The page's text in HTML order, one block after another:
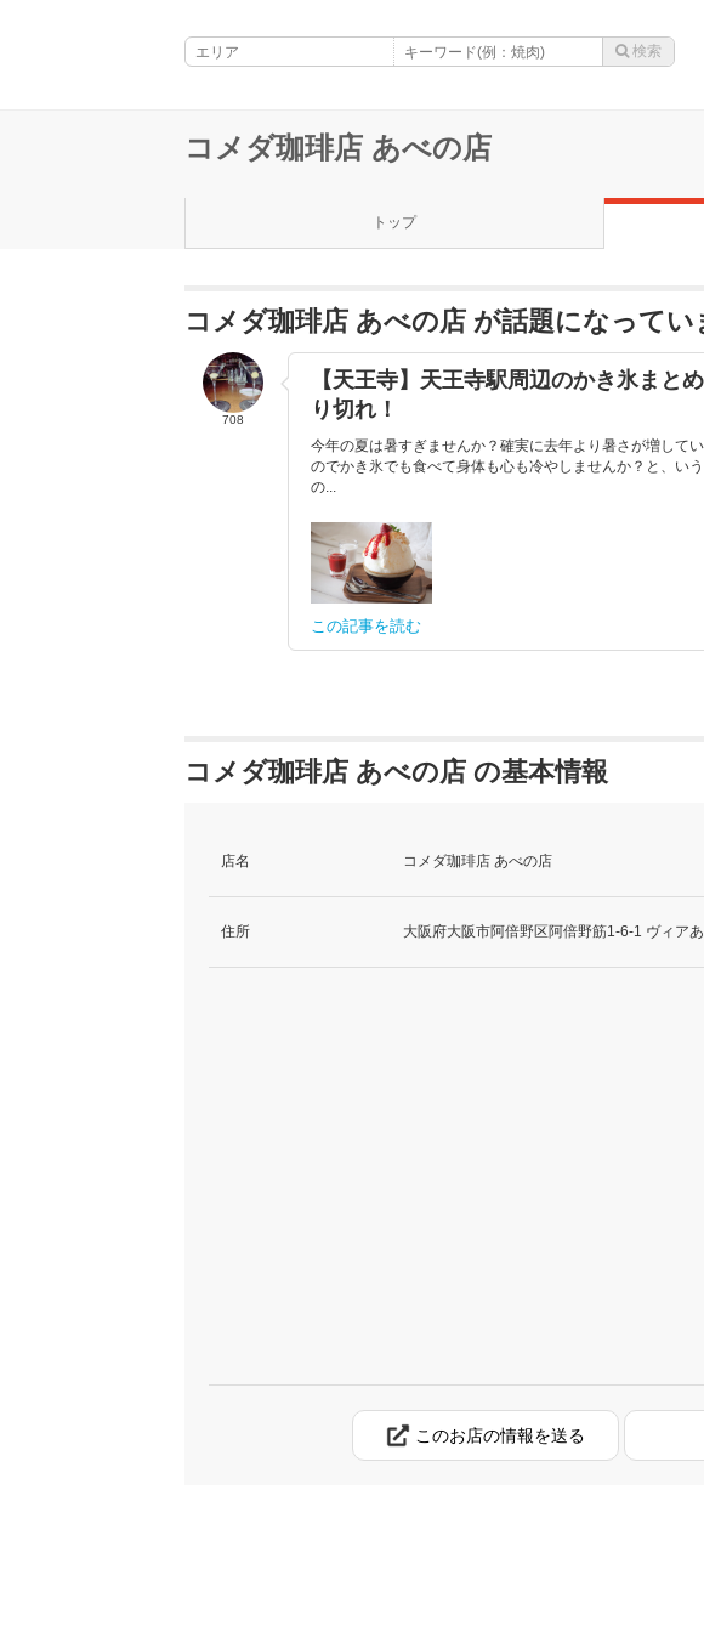
コメダ珈琲店 あべの店
トップ
コメダ珈琲店 あべの店 が話題になってい
708
【天王寺】天王寺駅周辺のかき氷まと
り切れ！
今年の夏は暑すぎませんか？確実に去年より暑さが増して
のでかき氷でも食べて身体も心も冷やしませんか？と、い
の...
この記事を読む
コメダ珈琲店 あべの店 の基本情報
店名 コメダ珈琲店 あべの店
住所 大阪府大阪市阿倍野区阿倍野筋1-6-1 ヴィア
このお店の情報を送る